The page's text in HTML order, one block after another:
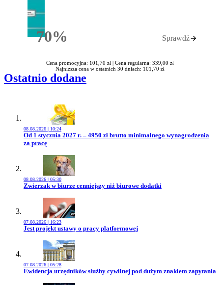
70%Rabatu Sprawdź
Cena promocyjna: 101,70 zł | Cena regularna: 339,00 zł
Najniższa cena w ostatnich 30 dniach: 101,70 zł
Ostatnio dodane
08.08.2026 | 10:24
Przejdź do artykułu:
Od 1 stycznia 2027 r. – 4950 zł brutto minimalnego wynagrodzenia
za pracę
08.08.2026 | 05:30
Przejdź do artykułu:
Zwierzak w biurze cenniejszy niż biurowe dodatki
07.08.2026 | 16:23
Przejdź do artykułu:
Jest projekt ustawy o pracy platformowej
07.08.2026 | 05:28
Przejdź do artykułu:
Ewidencja urzędników służby cywilnej pod dużym znakiem zapytania